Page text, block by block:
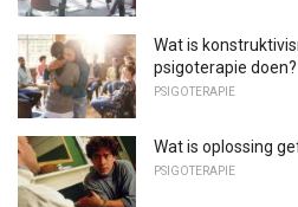
Wat is
psigoterapie doen?
PSIGOTERAPIE
Wat is oplossing
PSIGOTERAPIE